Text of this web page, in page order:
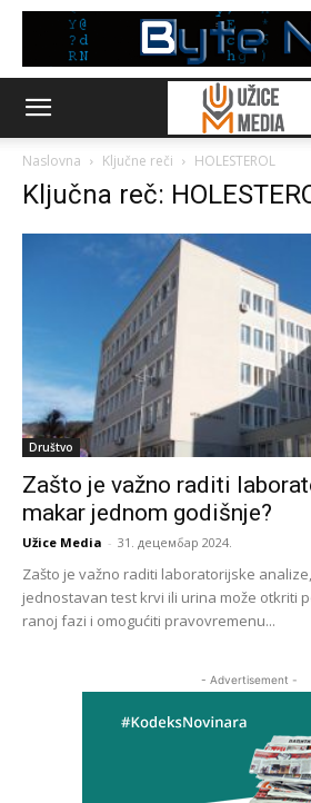
Naslovna Ključne reči HOLESTEROL
Ključna reč:
Društvo
Zašto je važno raditi
makar jednom godišnje?
Užice Media - 31. децембар 2024.
Zašto je važno raditi laboratorijske
jednostavan test krvi ili urina može otkriti
ranoj fazi i omogućiti pravovremenu...
- Advertisement -